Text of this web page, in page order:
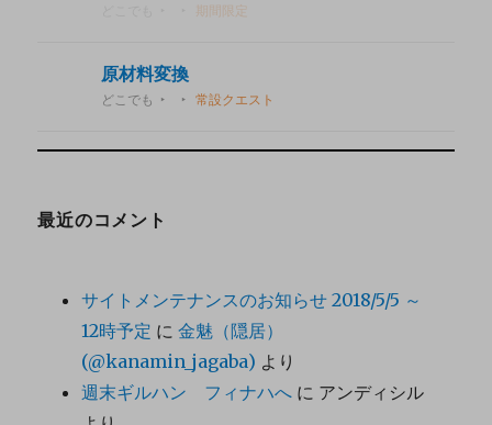
期間限定
原材料変換
どこでも 常設クエスト
最近のコメント
サイトメンテナンスのお知らせ 2018/5/5 ～
12時予定 に金魅（隠居）
(@kanamin_jagaba) より
週末ギルハン フィナハへ に アンディシル